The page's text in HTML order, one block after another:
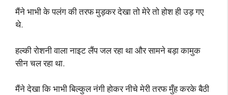
मैंने भाभी के पलंग की तरफ मुड़कर देखा तो मेरे तो होश ही उड़ गए
थे.
हल्की रोशनी वाला नाइट लैंप जल रहा था और सामने बड़ा कामुक
सीन चल रहा था.
मैंने देखा कि भाभी बिल्कुल नंगी होकर नीचे मेरी तरफ मुँह करके बैठी